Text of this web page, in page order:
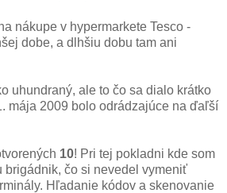
nákupe v hypermarkete Tesco -
dobe, a dlhšiu dobu tam ani
uhundraný, ale to čo sa dialo krátko
mája 2009 bolo odrádzajúce na ďaľší
10! Pri tej pokladni kde som
brigádnik, čo si nevedel vymeniť
Hľadanie kódov a skenovanie